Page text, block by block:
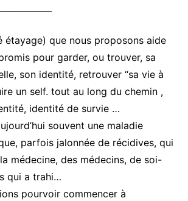
étayage) que nous proposons aide
pour garder, ou trouver, sa
son identité, retrouver “sa vie à
un self. tout au long du chemin ,
identité de survie …
souvent une maladie
parfois jalonnée de récidives, qui
médecine, des médecins, de soi-
qui a trahi…
pourvoir commencer à